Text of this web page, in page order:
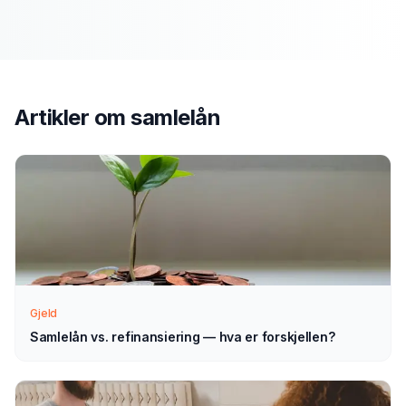
Vi tar kontakt
Vi går gjennom forespørselen din og tar kontakt med
veiledning — normalt innen 1–2 virkedager.
Sammenlign aktuelle tilbud i ro og mak, og velg det som
passer deg — helt uforpliktende.
Artikler omsamlelån
Gjeld
Samlelån vs. refinansiering — hva er forskjellen?